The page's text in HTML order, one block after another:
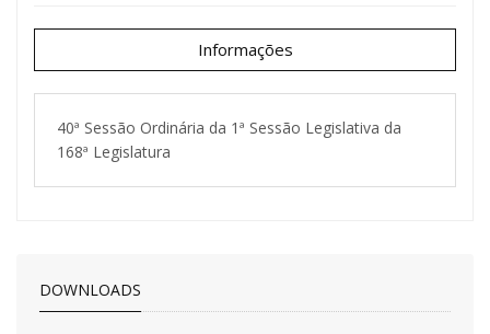
Informações
40ª Sessão Ordinária da 1ª Sessão Legislativa da
168ª Legislatura
DOWNLOADS